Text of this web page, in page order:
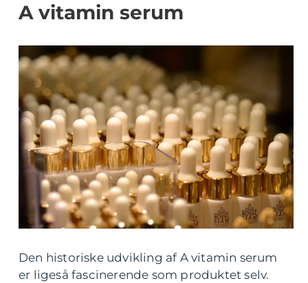
A vitamin serum
Den historiske udvikling af A vitamin serum
er ligeså fascinerende som produktet selv.